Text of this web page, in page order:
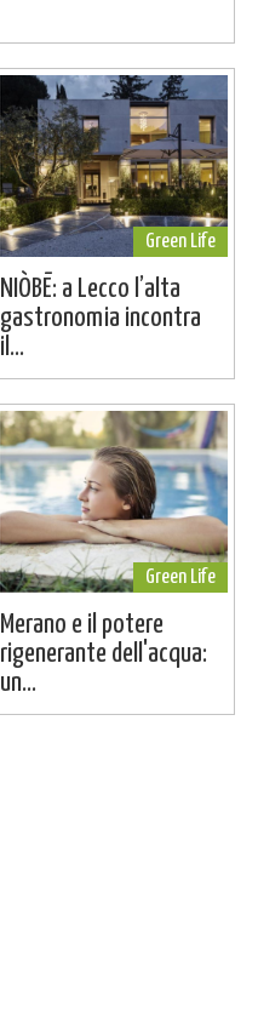
Green Life
NIÒBĒ: a Lecco l’alta
gastronomia incontra
il...
Green Life
Merano e il potere
rigenerante dell'acqua:
un...